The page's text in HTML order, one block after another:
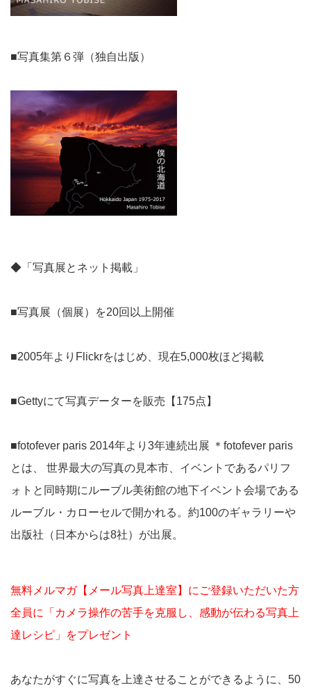
■写真集第６弾（独自出版）
◆「写真展とネット掲載」
■写真展（個展）を20回以上開催
■2005年よりFlickrをはじめ、現在5,000枚ほど掲載
■Gettyにて写真データーを販売【175点】
■fotofever paris 2014年より3年連続出展 ＊fotofever paris
とは、 世界最大の写真の見本市、イベントであるパリフ
ォトと同時期にルーブル美術館の地下イベント会場である
ルーブル・カローセルで開かれる。約100のギャラリーや
出版社（日本からは8社）が出展。
無料メルマガ【メール写真上達室】にご登録いただいた方
全員に「カメラ操作の苦手を克服し、感動が伝わる写真上
達レシピ」をプレゼント
あなたがすぐに写真を上達させることができるように、50